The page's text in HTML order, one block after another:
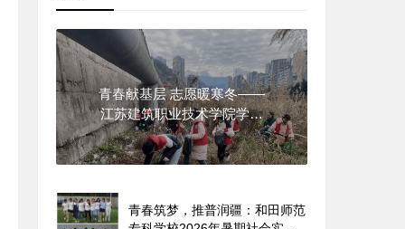
青春献基层 志愿暖寒冬——
江苏建筑职业技术学院学子
2026年
青春筑梦，推普润疆：和田师范